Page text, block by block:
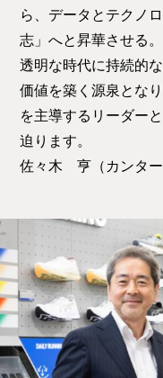
ら、データとテクノ
志」へと昇華させる
透明な時代に持続的
価値を築く源泉とな
を主導するリーダー
迫ります。
佐々木 亨（カンター